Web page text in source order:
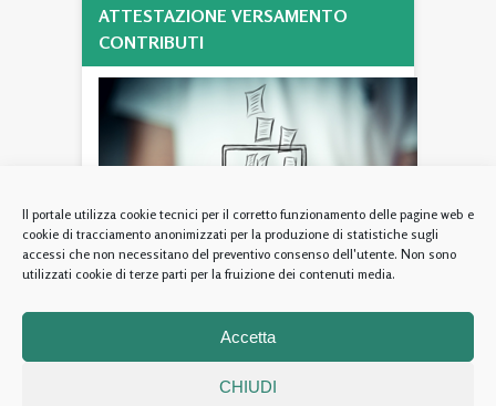
Il portale utilizza cookie tecnici per il corretto funzionamento delle pagine web e
cookie di tracciamento anonimizzati per la produzione di statistiche sugli
accessi che non necessitano del preventivo consenso dell'utente. Non sono
utilizzati cookie di terze parti per la fruizione dei contenuti media.
Accetta
CHIUDI
ATTESTAZIONE VERSAMENTO
CONTRIBUTI
Fondazione Ente Nazionale di Previdenza ed Assistenza per gli
Psicologi - Via Cesare Beccaria 94/96 (00196) Roma – codice fiscale